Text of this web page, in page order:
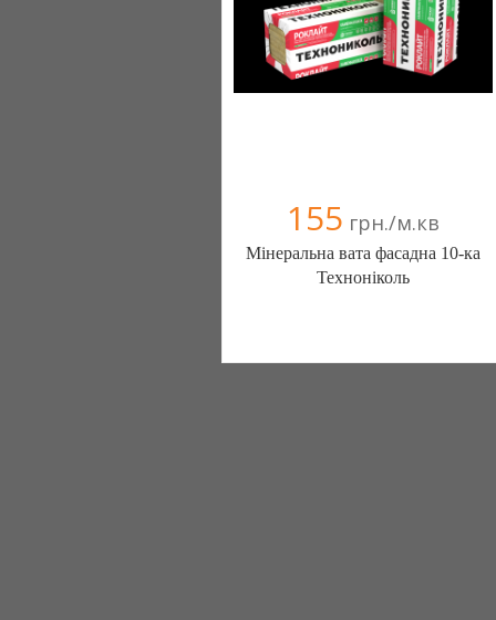
155 грн./м.кв
Мінеральна вата фасадна 10-ка
Техноніколь
068 0313690